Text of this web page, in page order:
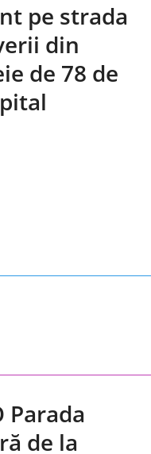
pe strada
din
de 78 de
Parada
de la